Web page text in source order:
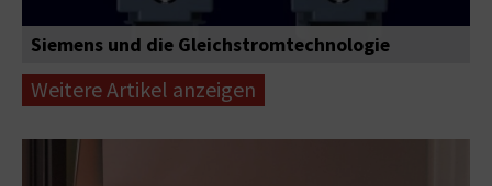
Siemens und die Gleichstromtechnologie
Weitere Artikel anzeigen